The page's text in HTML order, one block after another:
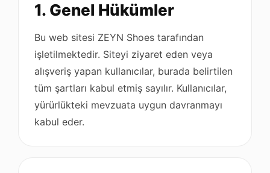
1. Genel Hükümler
Bu web sitesi ZEYN Shoes tarafından
işletilmektedir. Siteyi ziyaret eden veya
alışveriş yapan kullanıcılar, burada belirtilen
tüm şartları kabul etmiş sayılır. Kullanıcılar,
yürürlükteki mevzuata uygun davranmayı
kabul eder.